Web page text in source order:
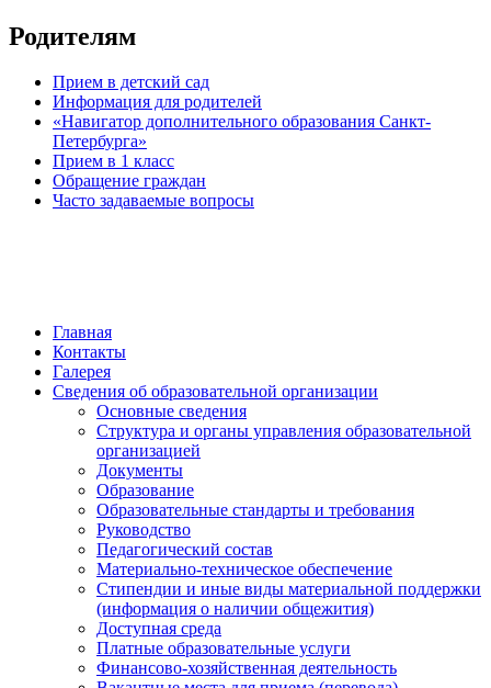
Родителям
Прием в детский сад
Информация для родителей
«Навигатор дополнительного образования Санкт-
Петербурга»
Прием в 1 класс
Обращение граждан
Часто задаваемые вопросы
Главная
Контакты
Галерея
Сведения об образовательной организации
Основные сведения
Структура и органы управления образовательной
организацией
Документы
Образование
Образовательные стандарты и требования
Руководство
Педагогический состав
Материально-техническое обеспечение
Стипендии и иные виды материальной поддержки
(информация о наличии общежития)
Доступная среда
Платные образовательные услуги
Финансово-хозяйственная деятельность